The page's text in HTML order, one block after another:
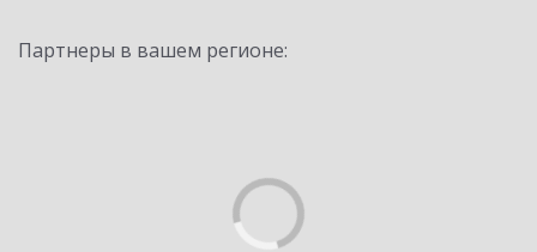
Партнеры в вашем регионе: